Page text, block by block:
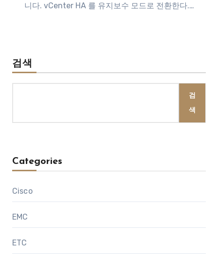
니다. vCenter HA 를 유지보수 모드로 전환한다.…
검색
검
색
Categories
Cisco
EMC
ETC